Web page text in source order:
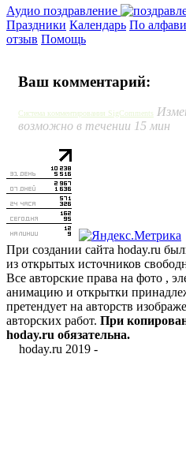
Аудио поздравление
Праздники Календарь По
отзыв Помощь
Ваш комментарий:
Система комментирования SigComments
возможно в течении 15 мин
При создании сайта hoday.ru
из открытых источников
Все авторские права на фото ,
анимацию и открытки
претендует на авторств
авторских работ. При
hoday.ru обязательна.
hoday.ru 2019 -